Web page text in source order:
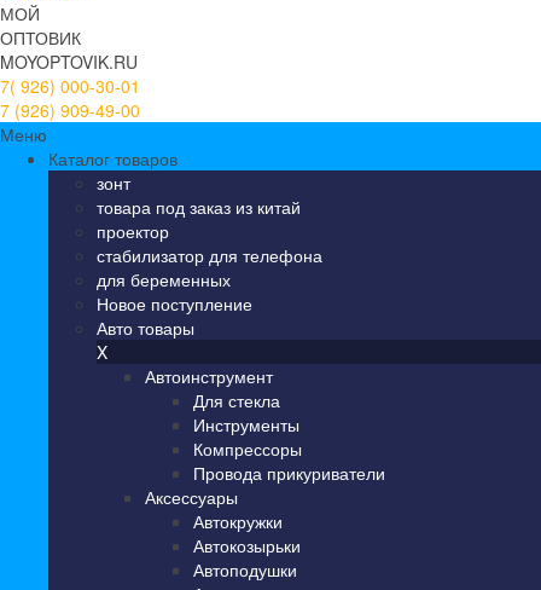
МОЙ
ОПТОВИК
MOYOPTOVIK.RU
7( 926) 000-30-01
7 (926) 909-49-00
Меню
Каталог товаров
зонт
товара под заказ из китай
проектор
стабилизатор для телефона
для беременных
Новое поступление
Авто товары
X
Автоинструмент
Для стекла
Инструменты
Компрессоры
Провода прикуриватели
Аксессуары
Автокружки
Автокозырьки
Автоподушки